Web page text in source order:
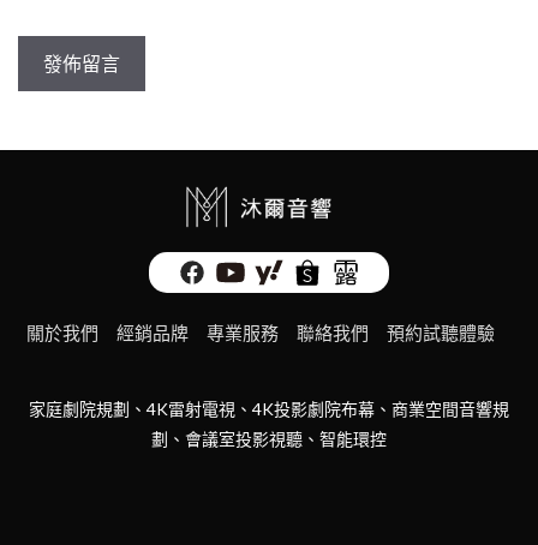
關於我們 經銷品牌 專業服務 聯絡我們 預約試聽體驗
家庭劇院規劃、4K雷射電視、4K投影劇院布幕、商業空間音響規
劃、會議室投影視聽、智能環控